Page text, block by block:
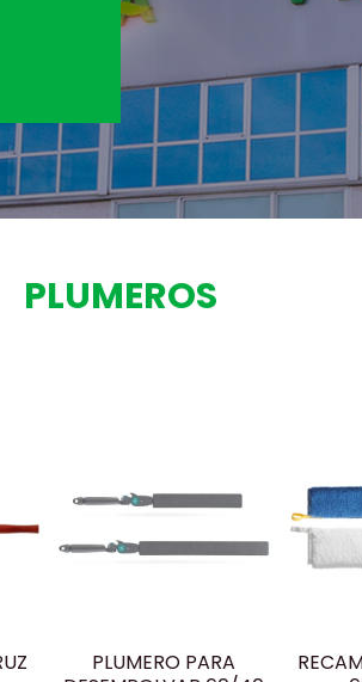
PLUMEROS
PLUMERO PARA